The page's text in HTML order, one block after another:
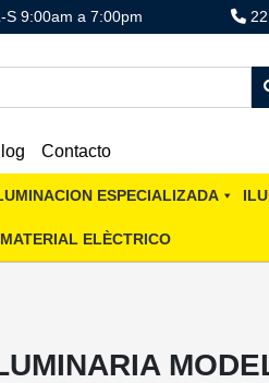
9:00am a 7:00pm
Contacto
ESPECIALIZADA
MATERIAL ELÈCTRICO